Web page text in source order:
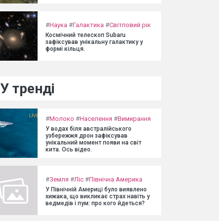
#Наука #Галактика #Світловий рік
Космічний телескоп Subaru
зафіксував унікальну галактику у
формі кільця.
У тренді
#Молоко #Населення #Вимирання
У водах біля австралійського
узбережжя дрон зафіксував
унікальний момент появи на світ
кита. Ось відео.
#Земля #Ліс #Північна Америка
У Північній Америці було виявлено
хижака, що викликає страх навіть у
ведмедів і пум: про кого йдеться?